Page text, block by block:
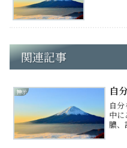
関連記事
神示 自
自
中に
膿、